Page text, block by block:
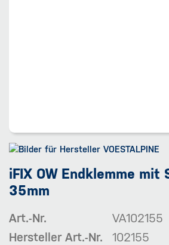
iFIX OW Endklemme mit
35mm
Art.-Nr.
VA102155
Hersteller Art.-Nr.
102155